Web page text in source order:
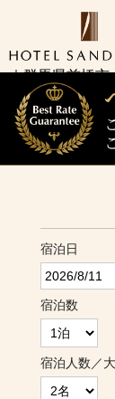
ホテルサンダ
橋市で宿泊・
望を楽しめるホ
トラン｜ビジ
｜群馬県前橋市
宿泊日
宿泊数
宿泊人数／